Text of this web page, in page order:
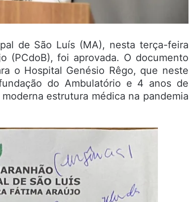
de São Luís (MA), nesta terça-feira
(PCdoB), foi aprovada. O documento
o Hospital Genésio Rêgo, que neste
do Ambulatório e 4 anos de
estrutura médica na pandemia